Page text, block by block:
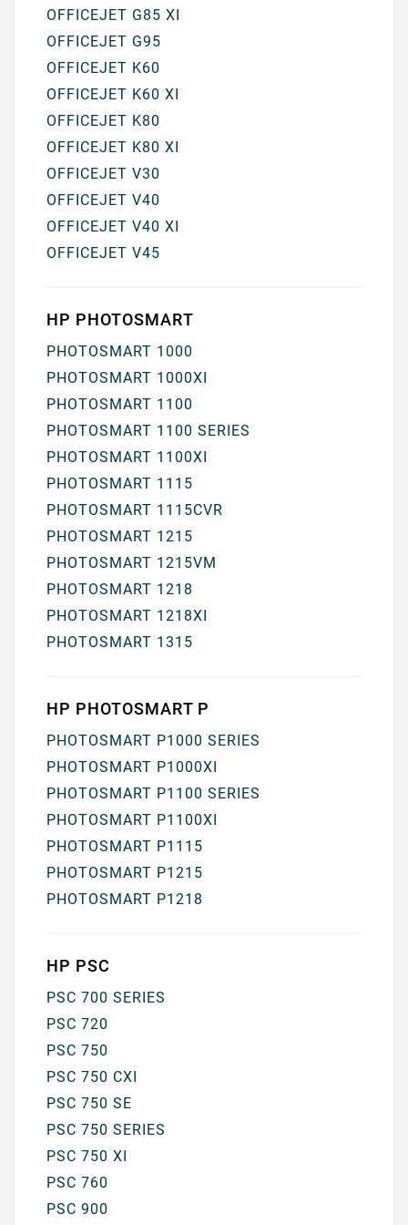
OFFICEJET G85 XI
OFFICEJET G95
OFFICEJET K60
OFFICEJET K60 XI
OFFICEJET K80
OFFICEJET K80 XI
OFFICEJET V30
OFFICEJET V40
OFFICEJET V40 XI
OFFICEJET V45
HP PHOTOSMART
PHOTOSMART 1000
PHOTOSMART 1000XI
PHOTOSMART 1100
PHOTOSMART 1100 SERIES
PHOTOSMART 1100XI
PHOTOSMART 1115
PHOTOSMART 1115CVR
PHOTOSMART 1215
PHOTOSMART 1215VM
PHOTOSMART 1218
PHOTOSMART 1218XI
PHOTOSMART 1315
HP PHOTOSMART P
PHOTOSMART P1000 SERIES
PHOTOSMART P1000XI
PHOTOSMART P1100 SERIES
PHOTOSMART P1100XI
PHOTOSMART P1115
PHOTOSMART P1215
PHOTOSMART P1218
HP PSC
PSC 700 SERIES
PSC 720
PSC 750
PSC 750 CXI
PSC 750 SE
PSC 750 SERIES
PSC 750 XI
PSC 760
PSC 900